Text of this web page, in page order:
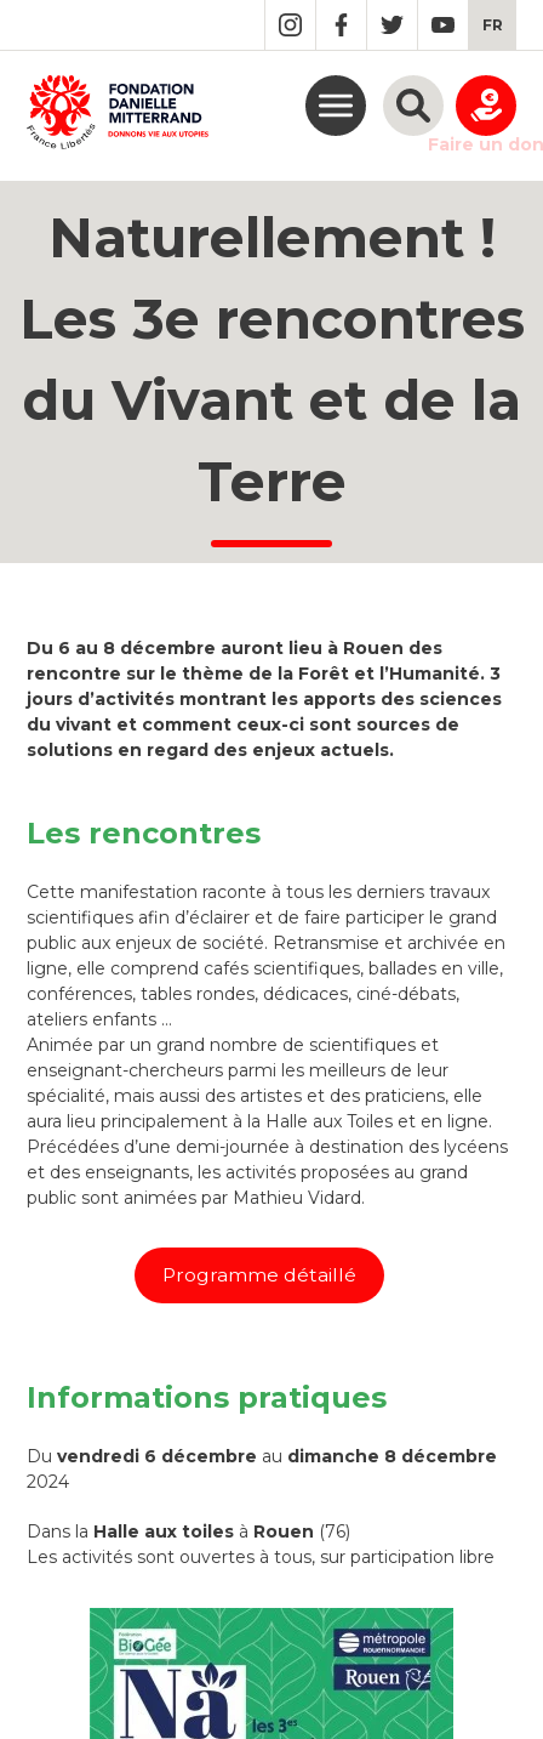
MAIN
CONTENT
FR
Faire un don
Naturellement !
Les 3e rencontres
du Vivant et de la
Terre
Du 6 au 8 décembre auront lieu à Rouen des
rencontre sur le thème de la Forêt et l’Humanité. 3
jours d’activités montrant les apports des sciences
du vivant et comment ceux-ci sont sources de
solutions en regard des enjeux actuels.
Les rencontres
Cette manifestation raconte à tous les derniers travaux
scientifiques afin d’éclairer et de faire participer le grand
public aux enjeux de société. Retransmise et archivée en
ligne, elle comprend cafés scientifiques, ballades en ville,
conférences, tables rondes, dédicaces, ciné-débats,
ateliers enfants …
Animée par un grand nombre de scientifiques et
enseignant-chercheurs parmi les meilleurs de leur
spécialité, mais aussi des artistes et des praticiens, elle
aura lieu principalement à la Halle aux Toiles et en ligne.
Précédées d’une demi-journée à destination des lycéens
et des enseignants, les activités proposées au grand
public sont animées par Mathieu Vidard.
Programme détaillé
Informations pratiques
Duvendredi 6 décembre au dimanche 8 décembre
2024
Dans la Halle aux toiles à Rouen (76)
Les activités sont ouvertes à tous, sur participation libre